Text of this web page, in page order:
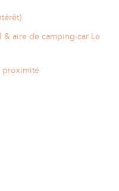
aire de camping-car Le
proximité